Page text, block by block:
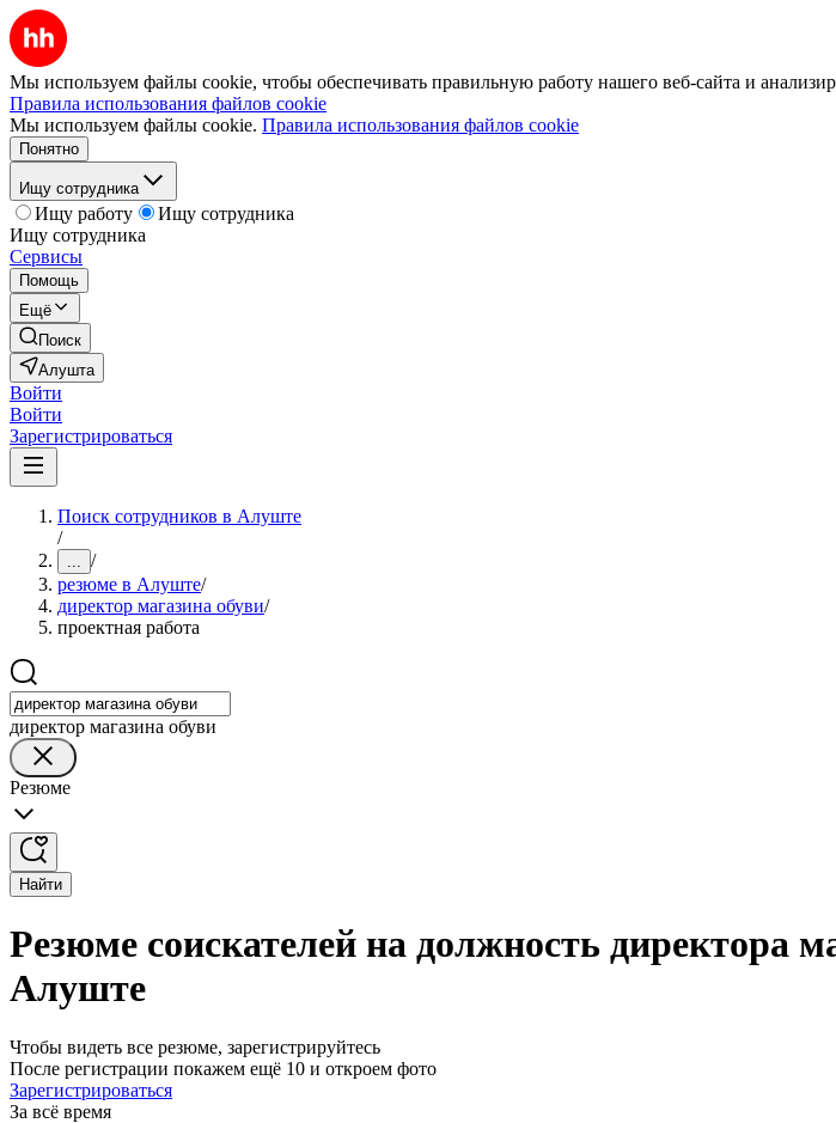
Мы используем файлы cookie, чтобы обеспечивать правильную работу нашего веб-сайта и
Правила использования файлов cookie
Мы используем файлы cookie. Правила использования файлов cookie
Понятно
Ищу сотрудника
Ищу работу
Ищу сотрудника
Ищу сотрудника
Сервисы
Помощь
Ещё
Поиск
Алушта
Войти
Войти
Зарегистрироваться
Поиск сотрудников в Алуште
/
... /
резюме в Алуште/
директор магазина обуви/
проектная работа
директор магазина обуви
Резюме
Найти
Резюме соискателей на должность директора
Алуште
Чтобы видеть все резюме, зарегистрируйтесь
После регистрации покажем ещё 10 и откроем фото
Зарегистрироваться
За всё время